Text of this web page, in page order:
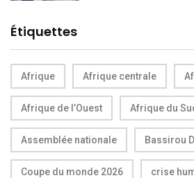
Étiquettes
Afrique Afrique centrale
Afrique de l’Ouest Afrique du
Assemblée nationale Bassirou
Coupe du monde 2026 crise